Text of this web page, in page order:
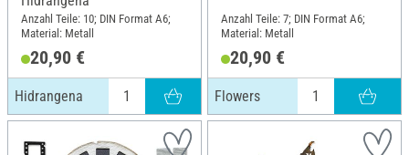
Anzahl Teile: 10; DIN Format A6;
Material: Metall
20,90 €
Hidrangena
Anzahl Teile: 7; DIN Format A6;
Material: Metall
20,90 €
Flowers